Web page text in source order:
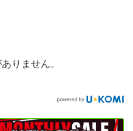
りません。